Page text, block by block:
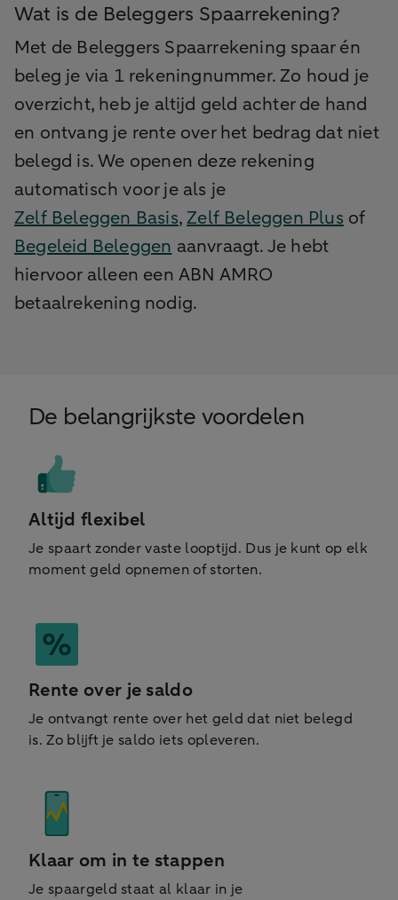
Wat is de Beleggers Spaarrekening?
Met de Beleggers Spaarrekening spaar én
beleg je via 1 rekeningnummer. Zo houd je
overzicht, heb je altijd geld achter de hand
en ontvang je rente over het bedrag dat niet
belegd is. We openen deze rekening
automatisch voor je als je
Zelf Beleggen Basis,Zelf Beleggen Plus of
Begeleid Beleggen aanvraagt. Je hebt
hiervoor alleen een ABN AMRO
betaalrekening nodig.
De belangrijkste voordelen
Altijd flexibel
Je spaart zonder vaste looptijd. Dus je kunt op elk
moment geld opnemen of storten.
Rente over je saldo
Je ontvangt rente over het geld dat niet belegd
is. Zo blijft je saldo iets opleveren.
Klaar om in te stappen
Je spaargeld staat al klaar in je